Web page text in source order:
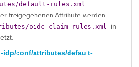
default-rules.xml
freigegebenen Attribute werden
oidc-claim-rules.xml
in
idp/conf/attributes/default-